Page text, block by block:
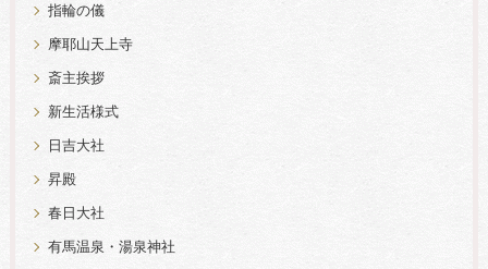
指輪の儀
摩耶山天上寺
斎主挨拶
新生活様式
日吉大社
昇殿
春日大社
有馬温泉・湯泉神社